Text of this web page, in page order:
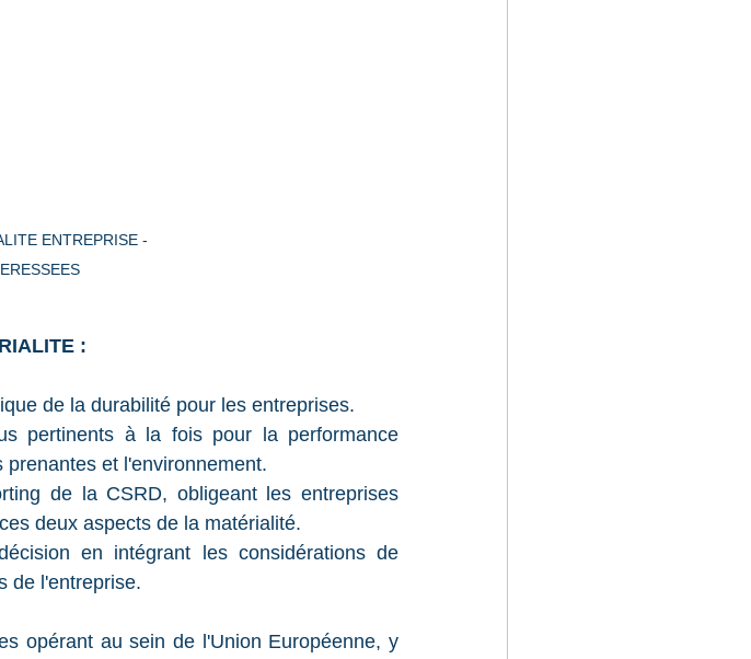
ENTREPRISE -
:
de la durabilité pour les entreprises.
pertinents à la fois pour la performance
et l'environnement.
de la CSRD, obligeant les entreprises
deux aspects de la matérialité.
en intégrant les considérations de
de l'entreprise.
opérant au sein de l'Union Européenne, y